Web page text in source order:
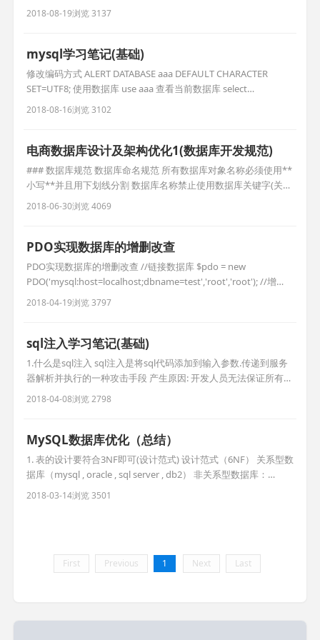
variables like 'auto%'; 更改会话变量 set 变量名 = '值' set
@@session.变量名='值' 全局变量 全部 show global variables;
2018-08-19浏览 3137
mysql学习笔记(基础)
修改编码方式 ALERT DATABASE aaa DEFAULT CHARACTER
SET=UTF8; 使用数据库 use aaa 查看当前数据库 select
database() 删除数据库 drop database aaa in / not in select
*from u where id in(1,2,4,5) like / not lik
2018-08-16浏览 3102
电商数据库设计及架构优化1(数据库开发规范)
### 数据库规范 数据库命名规范 所有数据库对象名称必须使用**
小写**并且用下划线分割 数据库名称禁止使用数据库关键字(关键
字需要使用反向单引号区分) 数据库命名最好见名知意,最好不要超
32字符 临时表以tmp为前缀,并以日期为后缀 备份表以bak为前缀,
一致 所有表最好使用Innodb存储引擎
2018-06-30浏览 4069
PDO实现数据库的增删改查
PDO实现数据库的增删改查 //链接数据库 $pdo = new
PDO('mysql:host=localhost;dbname=test','root','root'); //增
$res = $pdo->exec("insert into user(name) values('测试1')");
if($res){ echo '添加成功数据ID为：'.$
2018-04-19浏览 3797
sql注入学习笔记(基础)
1.什么是sql注入 sql注入是将sql代码添加到输入参数.传递到服务
器解析并执行的一种攻击手段 产生原因: 开发人员无法保证所有代
码都进行过滤 攻击者发送给服务器的经过构造的可执行的sql语句
数据库未做相对应的安全配置 2.寻找sql注入漏洞 逻辑推理法: 1.识
2018-04-08浏览 2798
MySQL数据库优化（总结）
1. 表的设计要符合3NF即可(设计范式) 设计范式（6NF） 关系型数
据库（mysql , oracle , sql server , db2） 非关系型数据库：
mogoDB , Redis 一般情况下，数据库表要遵循3NF 1NF：只要是
关系型数据库，就符合1nf 2NF：表中不能有完全重复的一行记录
2018-03-14浏览 3501
First Previous 1 Next Last